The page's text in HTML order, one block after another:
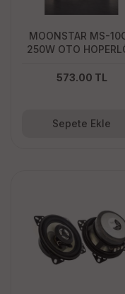
MOONSTAR MS-
250W OTO
573.00 TL
Sepete Ekle